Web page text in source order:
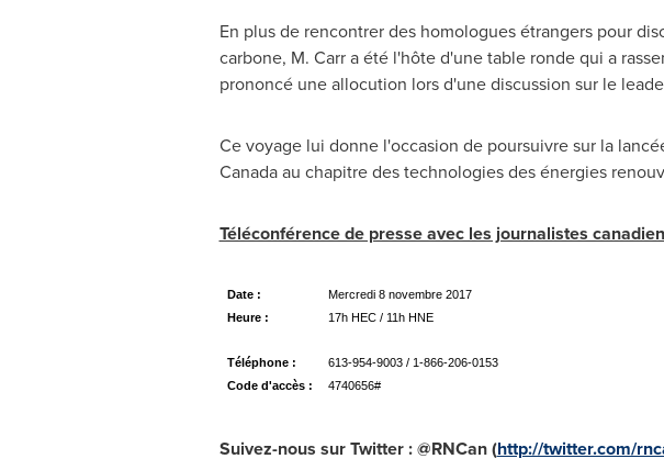
En plus de rencontrer des homologues étrangers pour
carbone, M. Carr a été l'hôte d'une table ronde qui a
prononcé une allocution lors d'une discussion sur le
Ce voyage lui donne l'occasion de poursuivre sur la
Canadaau chapitre des technologies des énergies
Téléconférence de presse avec les journalistes
Date :
Mercredi 8 novembre 2017
Heure : 17h HEC / 11h HNE
Téléphone :
613-954-9003 / 1-866-206-0153
Code d'accès :
4740656#
Suivez-nous sur Twitter :@RNCan (http://twitter.com/